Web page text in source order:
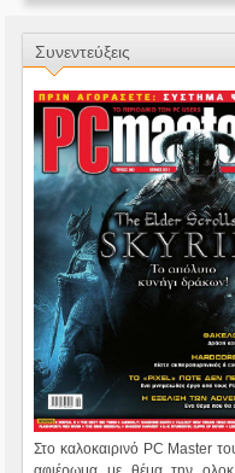
Συνεντεύξεις
Στο καλοκαιρινό PC Master